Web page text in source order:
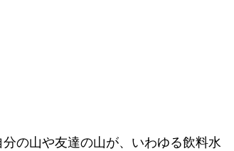
の山や友達の山が、いわゆる飲料水